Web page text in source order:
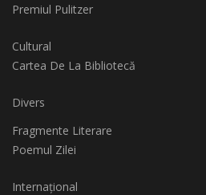
Premiul Pulitzer
Cultural
Cartea De La Bibliotecă
Divers
Fragmente Literare
Poemul Zilei
Internațional